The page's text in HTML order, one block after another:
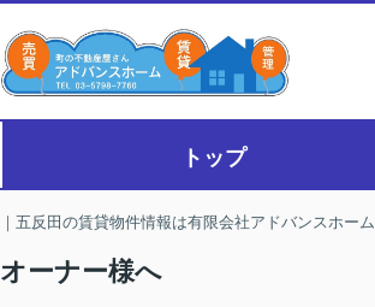
トップ
｜五反田の賃貸物件情報は有限会社アドバンスホーム
オーナー様へ